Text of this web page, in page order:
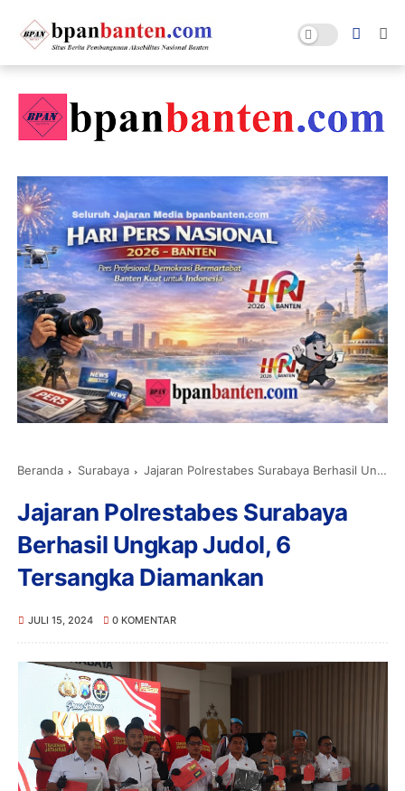
Beranda Surabaya Jajaran Polrestabes Surabaya Berhasil Ungkap Judol, 6 Tersangka Diamankan
Jajaran Polrestabes Surabaya
Berhasil Ungkap Judol, 6
Tersangka Diamankan
JULI 15, 2024 0 KOMENTAR